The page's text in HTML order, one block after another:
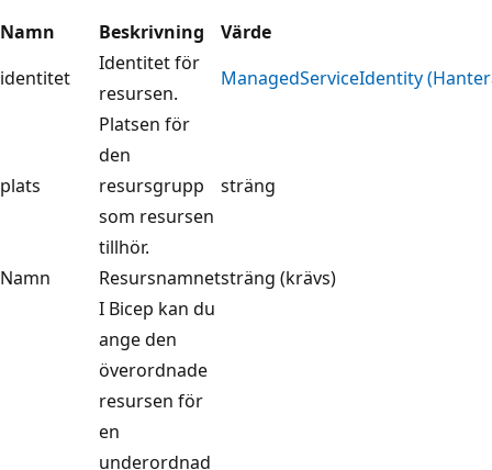
Namn Beskrivning
Värde
identitet
Identitet för
resursen.
ManagedServiceIdentity
plats
Platsen för
den
resursgrupp
som resursen
tillhör.
sträng
Namn Resursnamnetsträng (krävs)
I Bicep kan du
ange den
överordnade
resursen för
en
underordnad